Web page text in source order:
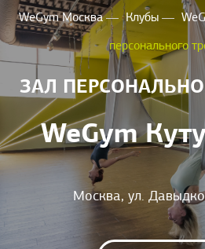
WeGym Москва Клубы
персонального
ЗАЛ
WeGym
Москва, ул.